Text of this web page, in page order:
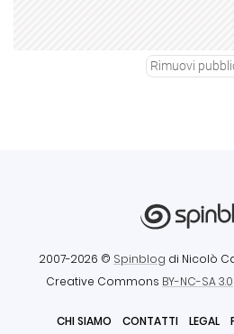
Rimuovi
2007-2026 © Spinblog di Nicolò
Creative Commons BY-NC-SA 3.0
CHI SIAMO CONTATTI LEGAL